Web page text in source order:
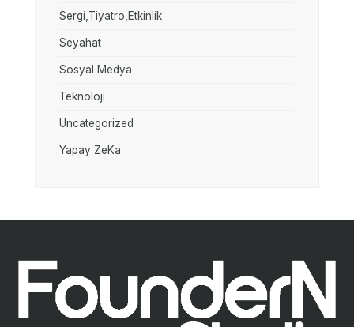
Sergi,Tiyatro,Etkinlik
Seyahat
Sosyal Medya
Teknoloji
Uncategorized
Yapay ZeKa